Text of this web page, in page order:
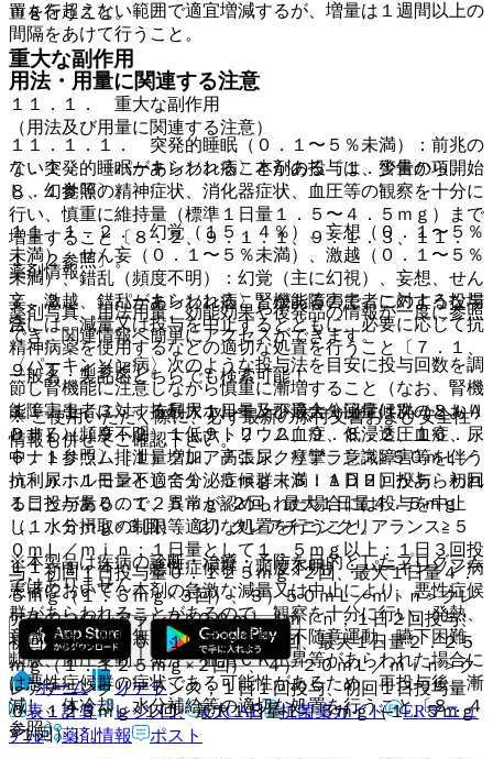
置を行うこと。
重大な副作用
１１．１． 重大な副作用
１１．１．１． 突発的睡眠（０．１〜５％未満）：前兆の
ない突発的睡眠があらわれることがある〔１．警告の項、
８．１参照〕。
１１．１．２． 幻覚（１５．４％）、妄想（０．１〜５％
未満）、せん妄（０．１〜５％未満）、激越（０．１〜５％
未満）、錯乱（頻度不明）：幻覚（主に幻視）、妄想、せん
妄、激越、錯乱があらわれることがあるので、このような場
合には、減量又は投与を中止するとともに、必要に応じて抗
精神病薬を使用するなどの適切な処置を行うこと〔７．１、
９．１．１参照〕。
１１．１．３． 抗利尿ホルモン不適合分泌症候群（ＳＩＡ
ＤＨ）（頻度不明）：低ナトリウム血症、低浸透圧血症、尿
中ナトリウム排泄量増加、高張尿、痙攣、意識障害等を伴う
抗利尿ホルモン不適合分泌症候群（ＳＩＡＤＨ）があらわれ
ることがあるので、異常が認められた場合には投与を中止
し、水分摂取の制限等適切な処置を行うこと。
１１．１．４． 悪性症候群（頻度不明）：パーキンソン病
患者において、本剤の急激な減量又は中止により、悪性症候
群があらわれることがあるので、観察を十分に行い、発熱、
意識障害、無動無言、高度筋硬直、不随意運動、嚥下困難、
頻脈、血圧変動、発汗、血清ＣＫ上昇等があらわれた場合に
は悪性症候群の症状である可能性があるため、再投与後、漸
減し、体冷却、水分補給等の適切な処置を行うこと〔８．４
参照〕。
ｍｇを超えない範囲で適宜増減するが、増量は１週間以上の
間隔をあけて行うこと。
用法・用量に関連する注意
（用法及び用量に関連する注意）
７．１． 〈パーキンソン病〉本剤の投与は、少量から開始
し、幻覚等の精神症状、消化器症状、血圧等の観察を十分に
行い、慎重に維持量（標準１日量１．５〜４．５ｍｇ）まで
増量すること〔８．２、９．１．１、９．１．３、１１．
１．２参照〕。
７．２． 〈パーキンソン病〉腎機能障害患者に対する投与
法
〈パーキンソン病〉次のような投与法を目安に投与回数を調
節し腎機能に注意しながら慎重に漸増すること（なお、腎機
能障害患者に対する最大１日量及び最大１回量は次のとおり
とする）〔９．２．１、９．２．２、９．８．２、１６．
６．１参照〕［１）クレアチニンクリアランス≧５０ｍＬ／
ｍｉｎ；１日量として１．５ｍｇ未満：１日２回投与、初回
１日投与量０．１２５ｍｇ×２回、最大１日量４．５ｍｇ
（１．５ｍｇ×３回）、２）クレアチニンクリアランス≧５
０ｍＬ／ｍｉｎ；１日量として１．５ｍｇ以上：１日３回投
与、初回１日投与量０．１２５ｍｇ×２回、最大１日量４．
５ｍｇ（１．５ｍｇ×３回）、３）５０ｍＬ／ｍｉｎ＞クレ
アチニンクリアランス≧２０ｍＬ／ｍｉｎ；１日２回投与、
初回１日投与量０．１２５ｍｇ×２回、最大１日量２．２５
ｍｇ（１．１２５ｍｇ×２回）、４）２０ｍＬ／ｍｉｎ＞ク
レアチニンクリアランス；１日１回投与、初回１日投与量
０．１２５ｍｇ×１回、最大１日量１．５ｍｇ（１．５ｍｇ
×１回）］。
薬剤情報
薬剤写真、用法用量、効能効果や後発品の情報が一度に参照
でき、関連情報へ簡単にアクセスができます。
一般名、製品名どちらでも検索可能！
※ ご使用いただく際に、必ず最新の添付文書および安全性
情報も併せてご確認下さい。
※本製品は疾病の診断・治療・予防を目的としたプログラム
ではありません。
ホーム
ノート
表・計算
レジメン CTCAE 抗菌薬ガイド
ERマニュ
アル
薬剤情報 ポスト